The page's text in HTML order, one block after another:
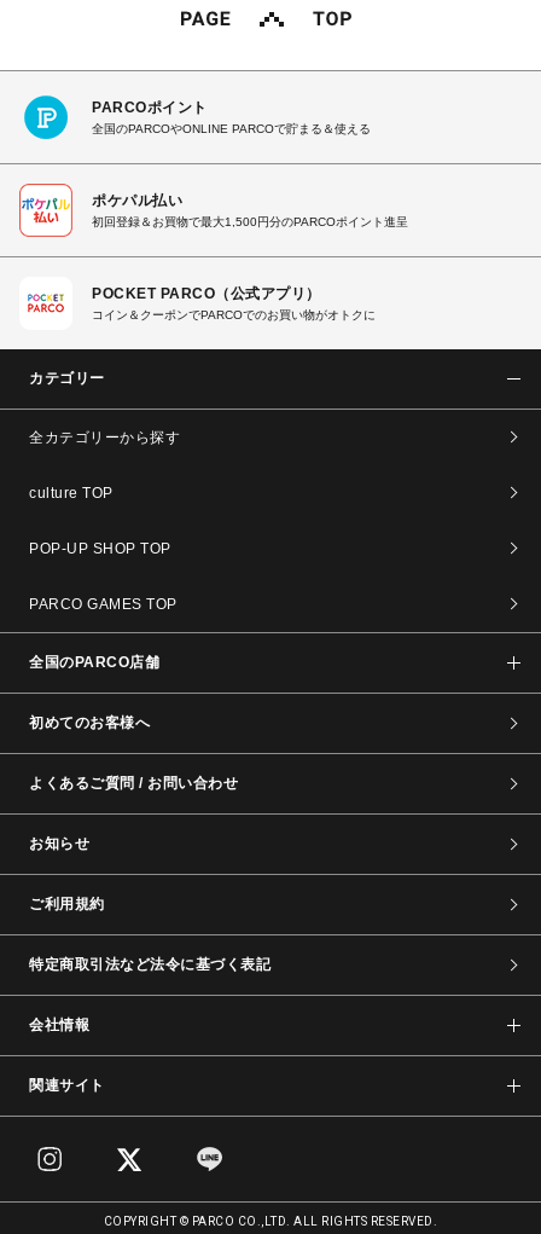
PARCOポイント
全国のPARCOやONLINE PARCOで貯まる＆使える
ポケパル払い
初回登録＆お買物で最大1,500円分のPARCOポイント進呈
POCKET PARCO（公式アプリ）
コイン＆クーポンでPARCOでのお買い物がオトクに
カテゴリー
全カテゴリーから探す
culture TOP
POP-UP SHOP TOP
PARCO GAMES TOP
全国のPARCO店舗
初めてのお客様へ
よくあるご質問 / お問い合わせ
お知らせ
ご利用規約
特定商取引法など法令に基づく表記
会社情報
関連サイト
COPYRIGHT © PARCO CO.,LTD. ALL RIGHTS RESERVED.